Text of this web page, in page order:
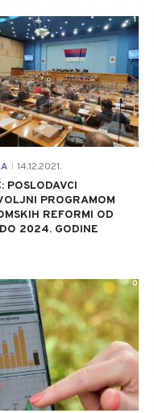
14.12.2021.
POSLODAVCI
PROGRAMOM
REFORMI OD
2024. GODINE
1
0